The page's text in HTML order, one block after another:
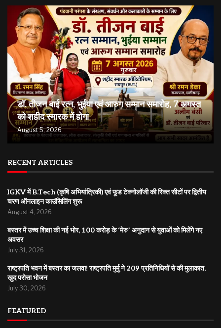
डॉ. तीजन बाई रत्न, भुईया एवं आरुग सम्मान समारोह, 7 अगस्त
को शहीद स्मारक में होगा
August 5, 2026
RECENT ARTICLES
IGKV में B.Tech (कृषि अभियांत्रिकी) एवं फूड टेक्नोलॉजी की रिक्त सीटों पर द्वितीय
चरण ऑनलाइन काउंसिलिंग शुरू
August 4, 2026
बस्तर में उच्च शिक्षा की नई भोर, 100 करोड़ के ‘मेरु’ अनुदान से युवाओं को मिलेंगे नए
अवसर
July 31, 2026
राष्ट्रपति भवन में बस्तर का जलवा! राष्ट्रपति मुर्मु ने 209 प्रतिनिधियों से की मुलाकात,
खुद परोसा भोजन
July 30, 2026
FEATURED